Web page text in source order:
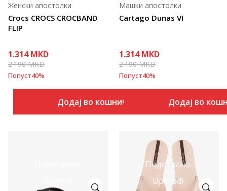
Crocs CROCS CROCBAND
FLIP
Женски апостолки
1.314 MKD
2.190MKD
Попуст40%
Додај во кошничка
Cartago Dunas VI
Машки апостолки
1.314 MKD
2.190MKD
Попуст40%
Додај во
Подетално
Uporedi